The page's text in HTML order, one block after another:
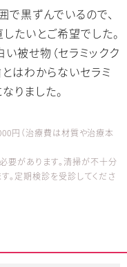
黒ずんでいるので、
たいとご希望でした。
被せ物（セラミックク
はわからないセラミ
りました。
療費は材質や治療本
要があります。清掃が不十分
。定期検診を受診してくださ